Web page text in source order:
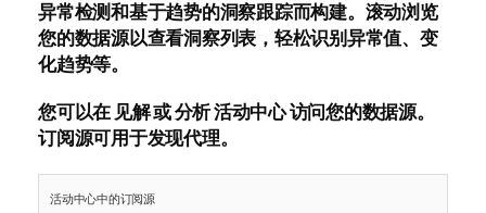
异常检测和基于趋势的洞察跟踪而构建。滚动浏览
您的数据源以查看洞察列表，轻松识别异常值、变
化趋势等。
您可以在 见解或分析活动中心访问您的数据源。
订阅源可用于发现代理。
活动中心中的订阅源